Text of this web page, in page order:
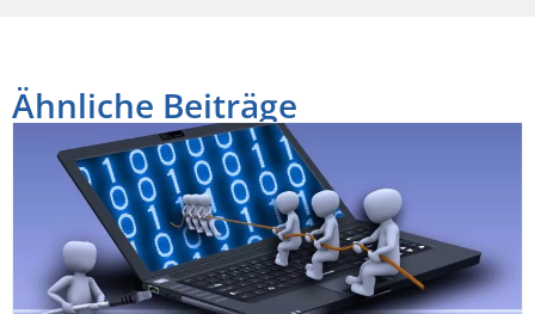
Ähnliche Beiträge